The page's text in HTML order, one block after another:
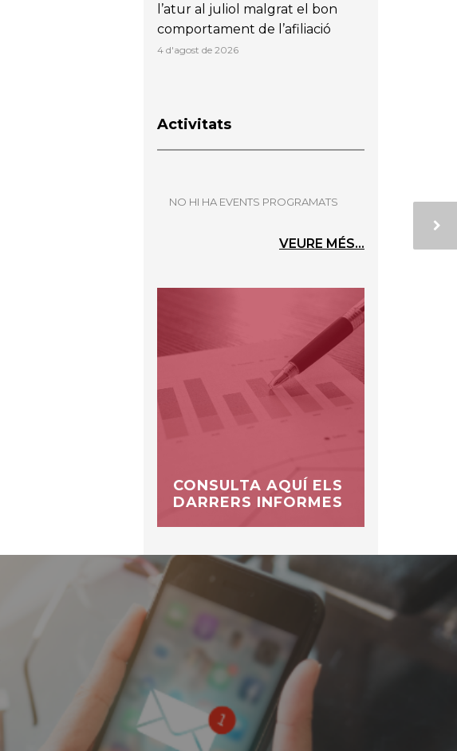
l’atur al juliol malgrat el bon
comportament de l’afiliació
4 d'agost de 2026
Activitats
NO HI HA EVENTS PROGRAMATS
VEURE MÉS...
CONSULTA AQUÍ ELS
DARRERS INFORMES